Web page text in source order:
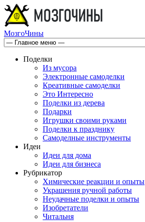
МозгоЧины
Поделки
Из мусора
Электронные самоделки
Креативные самоделки
Это Интересно
Поделки из дерева
Подарки
Игрушки своими руками
Поделки к празднику
Самоделные инструменты
Идеи
Идеи для дома
Идеи для бизнеса
Рубрикатор
Химические реакции и опыты
Украшения ручной работы
Неудачные поделки и опыты
Изобретатели
Читальня